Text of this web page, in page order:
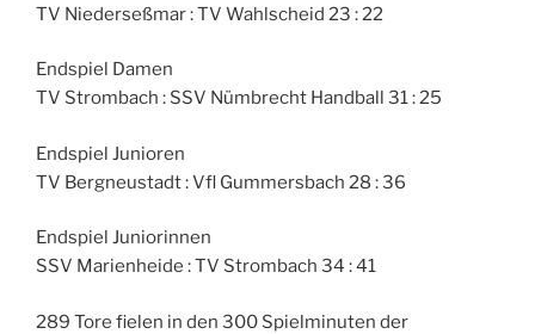
TV Niederseßmar : TV Wahlscheid 23 : 22
Endspiel Damen
TV Strombach : SSV Nümbrecht Handball 31 : 25
Endspiel Junioren
TV Bergneustadt : Vfl Gummersbach 28 : 36
Endspiel Juniorinnen
SSV Marienheide : TV Strombach 34 : 41
289 Tore fielen in den 300 Spielminuten der